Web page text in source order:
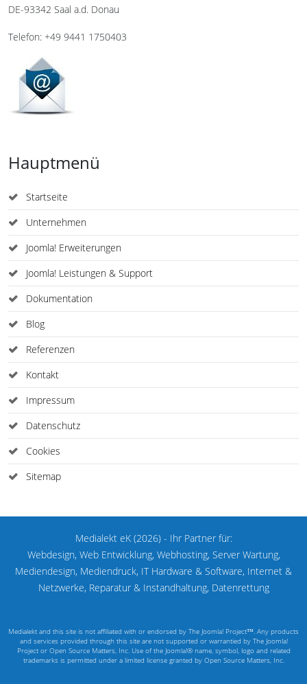
DE-93342 Saal a.d. Donau
Telefon: +49 9441 1750403
Hauptmenü
Startseite
Unternehmen
Joomla! Erweiterungen
Joomla! Leistungen & Support
Dokumentation
Blog
Referenzen
Kontakt
Impressum
Datenschutz
Cookies
Sitemap
Medialekt eK (2026) - Ihr Partner für:
Webdesign, Web Entwicklung, Webhosting, Server Wartung,
Mediendesign, Mediendruck, IT Hardware & Software, Internet &
Netzwerke, Reparatur & Instandhaltung, Datenrettung
Medialekt and this site is not affiliated with or endorsed by The Joomla! Project™. Any products
and services provided through this site are not supported or warrantied by The Joomla!
Project or Open Source Matters, Inc. Use of the Joomla!® name, symbol, logo and related
trademarks is permitted under a limited license granted by Open Source Matters, Inc.